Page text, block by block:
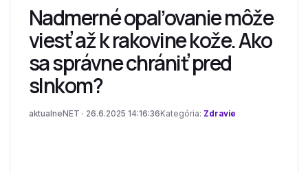
Nadmerné opaľovanie môže
viesť až k rakovine kože. Ako
sa správne chrániť pred
slnkom?
aktualneNET · 26.6.2025 14:16:36 Kategória: Zdravie